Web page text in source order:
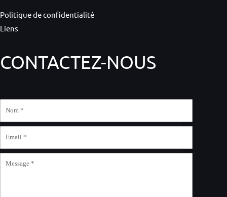
Politique de confidentialité
Liens
CONTACTEZ-NOUS